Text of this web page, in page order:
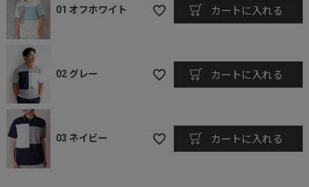
01 オフホワイト カートに入れる
02 グレー カートに入れる
03 ネイビー カートに入れる